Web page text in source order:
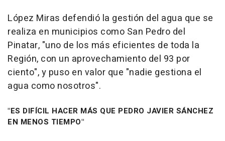
López Miras defendió la gestión del agua que se
realiza en municipios como San Pedro del
Pinatar, "uno de los más eficientes de toda la
Región, con un aprovechamiento del 93 por
ciento", y puso en valor que "nadie gestiona el
agua como nosotros".
"ES DIFÍCIL HACER MÁS QUE PEDRO JAVIER SÁNCHEZ
EN MENOS TIEMPO"